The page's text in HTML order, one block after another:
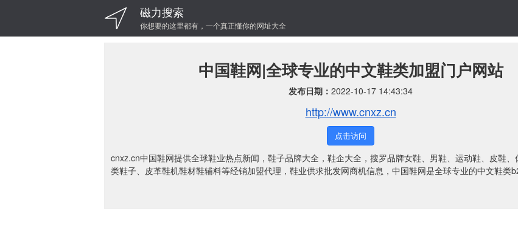
磁力搜索
你想要的这里都有，一个真正懂你的网址大全
中国鞋网|全球专业的中文鞋类加盟门户网站
发布日期： 2022-10-17 14:43:34
http://www.cnxz.cn
点击访问
cnxz.cn中国鞋网提供全球鞋业热点新闻，鞋子品牌大全，鞋企大全，搜罗品牌女鞋、男鞋、运动鞋、皮鞋、
类鞋子、皮革鞋机鞋材鞋辅料等经销加盟代理，鞋业供求批发网商机信息，中国鞋网是全球专业的中文鞋类